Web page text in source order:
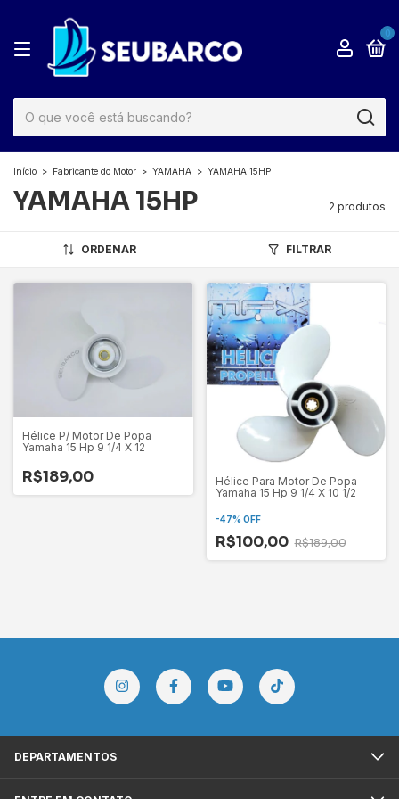
0
Início > Fabricante do Motor > YAMAHA > YAMAHA 15HP
YAMAHA 15HP 2 produtos
ORDENAR FILTRAR
Hélice P/ Motor De Popa
Yamaha 15 Hp 9 1/4 X 12
R$189,00
Hélice Para Motor De Popa
Yamaha 15 Hp 9 1/4 X 10 1/2
-47% OFF
R$100,00 R$189,00
DEPARTAMENTOS